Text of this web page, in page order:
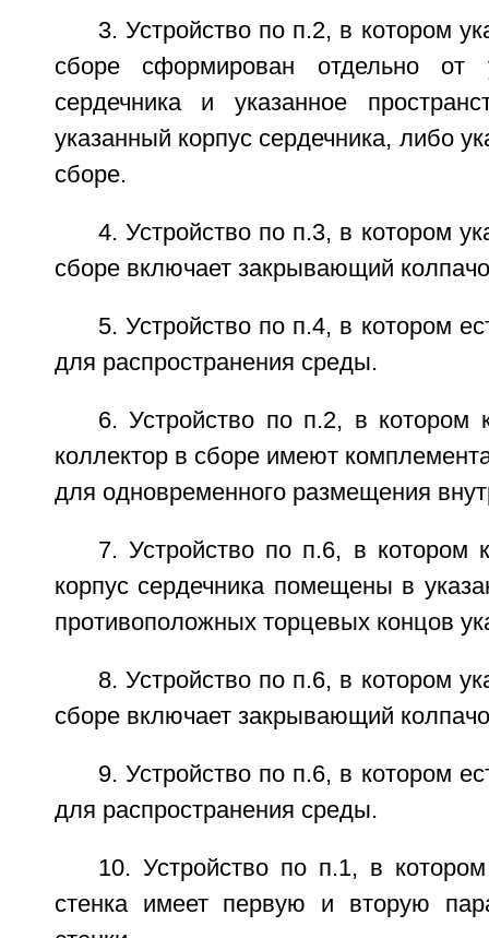
3. Устройство по п.2, в котором
сборе сформирован отдельно от
сердечника и указанное
указанный корпус сердечника, либо
сборе.
4. Устройство по п.3, в котором
сборе включает закрывающий
5. Устройство по п.4, в котором
для распространения среды.
6. Устройство по п.2, в котором
коллектор в сборе имеют
для одновременного размещения
7. Устройство по п.6, в котором
корпус сердечника помещены в
противоположных торцевых концов
8. Устройство по п.6, в котором
сборе включает закрывающий
9. Устройство по п.6, в котором
для распространения среды.
10. Устройство по п.1, в
стенка имеет первую и вторую